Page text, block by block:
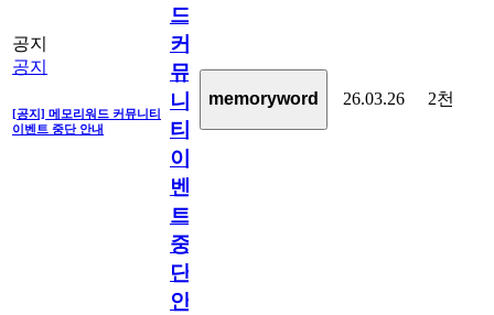
공지
공지
[공지] 메모리워드 커뮤니티
이벤트 중단 안내
드
커
뮤
니
티
이
벤
트
중
단
안
memoryword 26.03.26 2천